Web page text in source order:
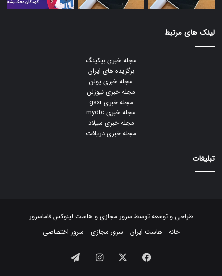
لینک های مرتبط
مجله خبری بیکینگ
برگزیده های ایران
مجله خبری یولن
مجله خبری نیوزلن
مجله خبری gsxr
مجله خبری mydtc
مجله خبری سیلاد
مجله خبری دریافت
تبلیغات
طراحی و توسعه توسط سرور مجازیو هاست لینوکسفاماسرور
خانه
هاست ایران سرور مجازی سرور اختصاصی
فیسبوک ایکس اینستاگرام